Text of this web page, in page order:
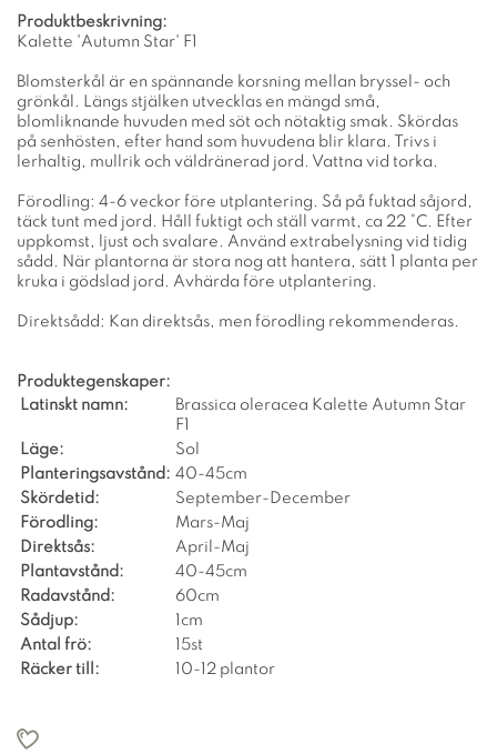
Produktbeskrivning:
Kalette 'Autumn Star' F1
Blomsterkål är en spännande korsning mellan bryssel- och
grönkål. Längs stjälken utvecklas en mängd små,
blomliknande huvuden med söt och nötaktig smak. Skördas
på senhösten, efter hand som huvudena blir klara. Trivs i
lerhaltig, mullrik och väldränerad jord. Vattna vid torka.
Förodling: 4-6 veckor före utplantering. Så på fuktad såjord,
täck tunt med jord. Håll fuktigt och ställ varmt, ca 22 °C. Efter
uppkomst, ljust och svalare. Använd extrabelysning vid tidig
sådd. När plantorna är stora nog att hantera, sätt 1 planta per
kruka i gödslad jord. Avhärda före utplantering.
Direktsådd: Kan direktsås, men förodling rekommenderas.
Produktegenskaper:
Latinskt namn:
Brassica oleracea Kalette Autumn Star
F1
Läge:
Sol
Planteringsavstånd: 40-45cm
Skördetid:
September-December
Förodling:
Mars-Maj
Direktsås:
April-Maj
Plantavstånd:
40-45cm
Radavstånd:
60cm
Sådjup:
1cm
Antal frö:
15st
Räcker till:
10-12 plantor